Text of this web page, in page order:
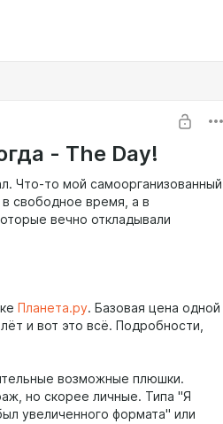
- The Day!
Что-то мой самоорганизованный
свободное время, а в
вечно откладывали
Планета.ру. Базовая цена одной
и вот это всё. Подробности,
возможные плюшки.
но скорее личные. Типа "Я
увеличенного формата" или